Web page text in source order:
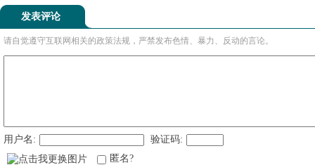
发表评论
请自觉遵守互联网相关的政策法规，严禁发布色情、暴力、反动的言论。
用户名:
验证码:
匿名?